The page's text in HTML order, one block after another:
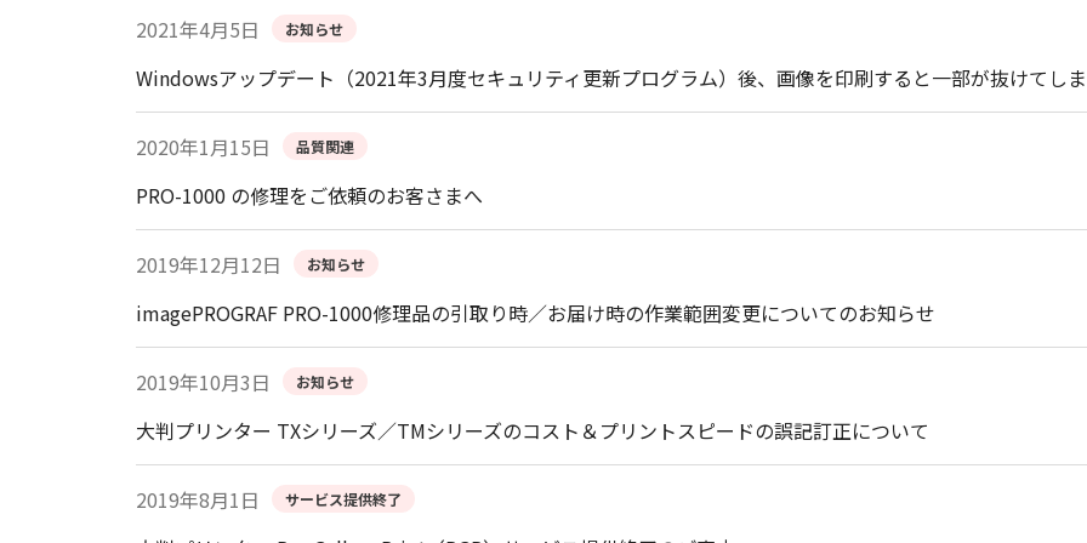
2021年4月5日 お知らせ
Windowsアップデート（2021年3月度セキュリティ更新プログラム）後、画像を印刷すると一部が抜けてし
2020年1月15日 品質関連
PRO-1000 の修理をご依頼のお客さまへ
2019年12月12日 お知らせ
imagePROGRAF PRO-1000修理品の引取り時／お届け時の作業範囲変更についてのお知らせ
2019年10月3日 お知らせ
大判プリンター TXシリーズ／TMシリーズのコスト＆プリントスピードの誤記訂正について
2019年8月1日 サービス提供終了